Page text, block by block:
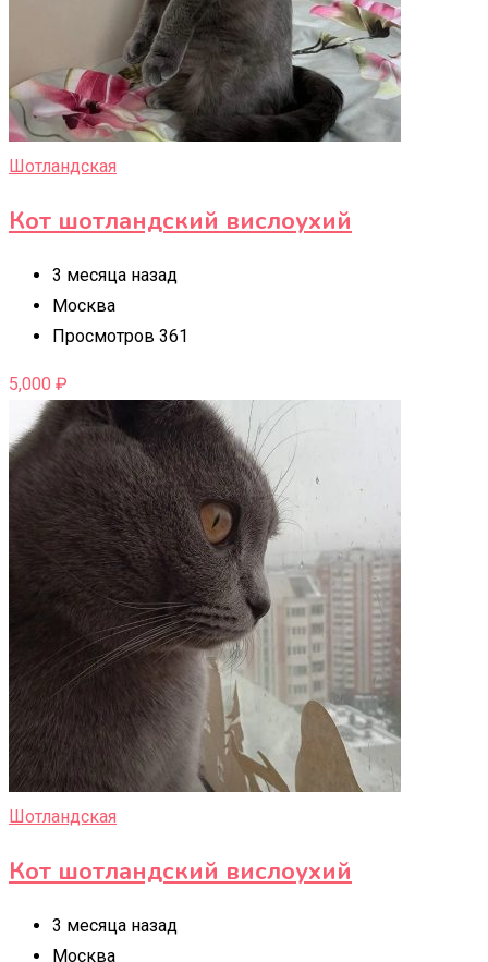
Шотландская
Кот шотландский вислоухий
3 месяца назад
Москва
Просмотров 361
5,000 ₽
Шотландская
Кот шотландский вислоухий
3 месяца назад
Москва